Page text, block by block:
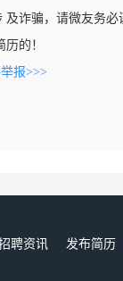
诈骗，请微友务必
的！
报>>>
聘资讯 发布简历